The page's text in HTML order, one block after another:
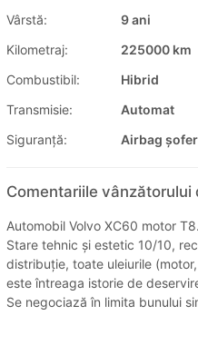
Vârstă:
9 ani
Kilometraj:
225000 km
Combustibil:
Hibrid
Transmisie:
Automat
Siguranţă:
Airbag șofer
Comentariile vânzătorului
Automobil Volvo XC60 motor T8.
Stare tehnic și estetic 10/10,
distribuție, toate uleiurile
este întreaga istorie de
Se negociază în limita bunului